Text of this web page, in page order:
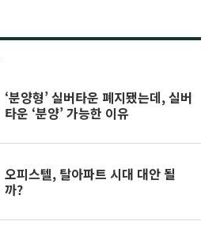
‘분양형’ 실버타운 폐지됐는데, 실버
타운 ‘분양’ 가능한 이유
오피스텔, 탈아파트 시대 대안 될
까?